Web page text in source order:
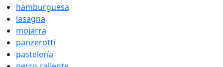
hamburguesa
lasagna
mojarra
panzerotti
pastelería